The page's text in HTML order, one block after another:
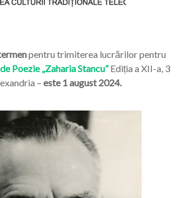
pentru trimiterea lucrărilor pentru
Poezie „Zaharia Stancu”Ediția a XII-a, 3
– este 1 august 2024.